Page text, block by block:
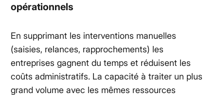
opérationnels
En supprimant les interventions manuelles
(saisies, relances, rapprochements) les
entreprises gagnent du temps et réduisent les
coûts administratifs. La capacité à traiter un plus
grand volume avec les mêmes ressources